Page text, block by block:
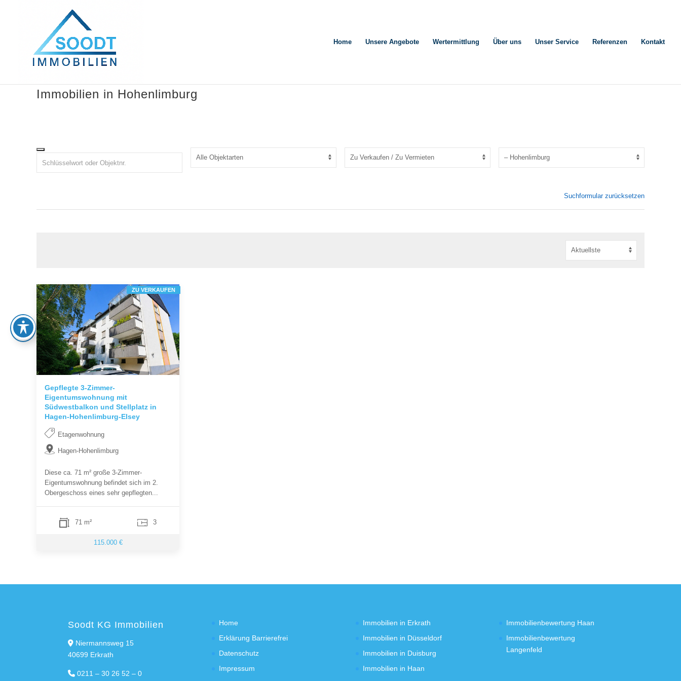
Home Unsere Angebote Wertermittlung Über uns Unser Service Referenzen Kontakt
Immobilien in Hohenlimburg
Suchformular zurücksetzen
Gepflegte 3-Zimmer-
Eigentumswohnung mit
Südwestbalkon und Stellplatz in
Hagen-Hohenlimburg-Elsey
Etagenwohnung
Hagen-Hohenlimburg
Diese ca. 71 m² große 3-Zimmer-
Eigentumswohnung befindet sich im 2.
Obergeschoss eines sehr gepflegten...
71 m² 3
115.000 €
ZU VERKAUFEN
Soodt KG Immobilien
Niermannsweg 15
40699 Erkrath
0211 – 30 26 52 – 0
Home
Erklärung Barrierefrei
Datenschutz
Impressum
Immobilien in Erkrath
Immobilien in Düsseldorf
Immobilien in Duisburg
Immobilien in Haan
Immobilienbewertung Haan
Immobilienbewertung
Langenfeld